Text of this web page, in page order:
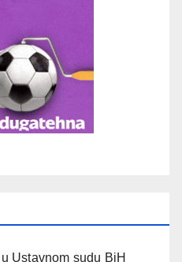
Ustavnom sudu BiH